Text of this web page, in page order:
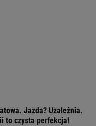
Jazda? Uzależnia.
to czysta perfekcja!